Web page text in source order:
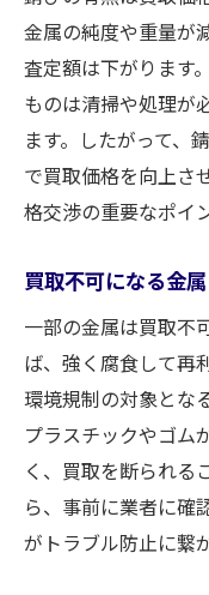
金属の純度や重量が
査定額は下がります
ものは清掃や処理が
ます。したがって、
で買取価格を向上さ
格交渉の重要なポイ
買取不可になる金
一部の金属は買取不
ば、強く腐食して再
環境規制の対象とな
プラスチックやゴム
く、買取を断られる
ら、事前に業者に確
がトラブル防止に繋